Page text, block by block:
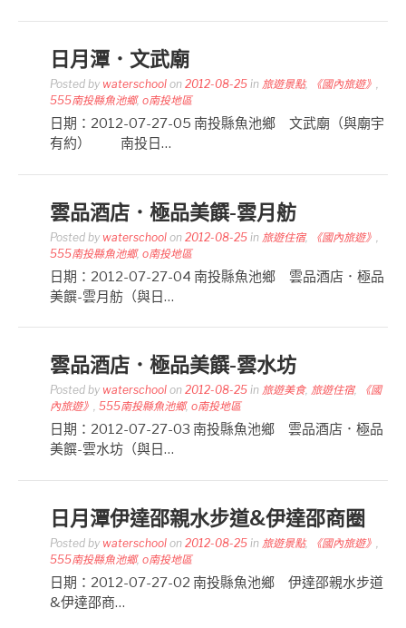
日月潭．文武廟
Posted by waterschool on 2012-08-25 in 旅遊景點, 《國內旅遊》 ,
555南投縣魚池鄉, o南投地區
日期：2012-07-27-05 南投縣魚池鄉 文武廟（與廟宇
有約） 南投日…
雲品酒店．極品美饌-雲月舫
Posted by waterschool on 2012-08-25 in 旅遊住宿, 《國內旅遊》
555南投縣魚池鄉, o南投地區
日期：2012-07-27-04 南投縣魚池鄉 雲品酒店．極品
美饌-雲月舫（與日…
雲品酒店．極品美饌-雲水坊
Posted by waterschool on 2012-08-25 in 旅遊美食, 旅遊住宿,
《國
內旅遊》 , 555南投縣魚池鄉, o南投地區
日期：2012-07-27-03 南投縣魚池鄉 雲品酒店．極品
美饌-雲水坊（與日…
日月潭伊達邵親水步道&伊達邵商圈
Posted by waterschool on 2012-08-25 in 旅遊景點, 《國內旅遊》
555南投縣魚池鄉, o南投地區
日期：2012-07-27-02 南投縣魚池鄉 伊達邵親水步道
&伊達邵商…